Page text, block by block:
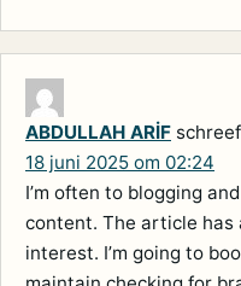
ABDULLAH ARİF
18 juni 2025 om 02:24
I’m often to blogging
content. The article has
interest. I’m going to